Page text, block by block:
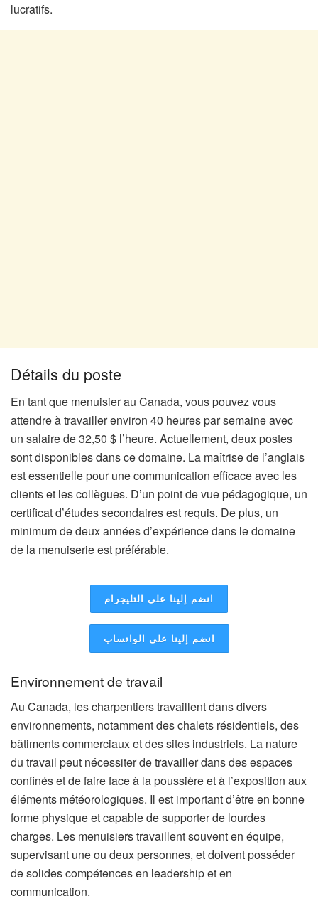
lucratifs.
Détails du poste
En tant que menuisier au Canada, vous pouvez vous
attendre à travailler environ 40 heures par semaine avec
un salaire de 32,50 $ l’heure. Actuellement, deux postes
sont disponibles dans ce domaine. La maîtrise de l’anglais
est essentielle pour une communication efficace avec les
clients et les collègues. D’un point de vue pédagogique, un
certificat d’études secondaires est requis. De plus, un
minimum de deux années d’expérience dans le domaine
de la menuiserie est préférable.
انضم إلينا على التليجرام
انضم إلينا على الواتساب
Environnement de travail
Au Canada, les charpentiers travaillent dans divers
environnements, notamment des chalets résidentiels, des
bâtiments commerciaux et des sites industriels. La nature
du travail peut nécessiter de travailler dans des espaces
confinés et de faire face à la poussière et à l’exposition aux
éléments météorologiques. Il est important d’être en bonne
forme physique et capable de supporter de lourdes
charges. Les menuisiers travaillent souvent en équipe,
supervisant une ou deux personnes, et doivent posséder
de solides compétences en leadership et en
communication.